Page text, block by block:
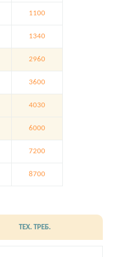
1100
1340
2960
3600
4030
6000
7200
8700
ТЕХ. ТРЕБ.